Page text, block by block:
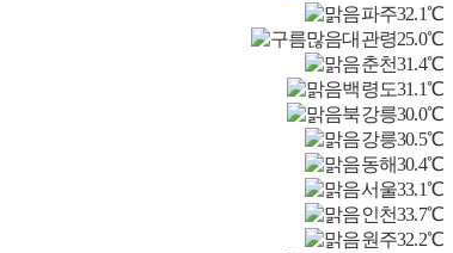
파주32.1℃
대관령25.0℃
춘천31.4℃
백령도31.1℃
북강릉30.0℃
강릉30.5℃
동해30.4℃
서울33.1℃
인천33.7℃
원주32.2℃